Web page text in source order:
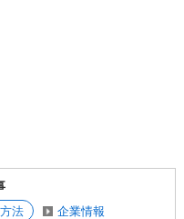
法 企業情報